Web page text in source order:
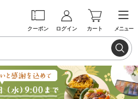
クーポン ログイン カート メニュー